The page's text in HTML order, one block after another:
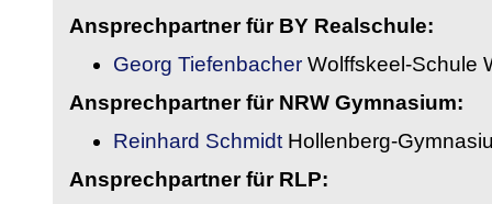
Ansprechpartner für BY Realschule:
Georg Tiefenbacher Wolffskeel-Schule
Ansprechpartner für NRW Gymnasium:
Reinhard Schmidt Hollenberg-
Ansprechpartner für RLP: